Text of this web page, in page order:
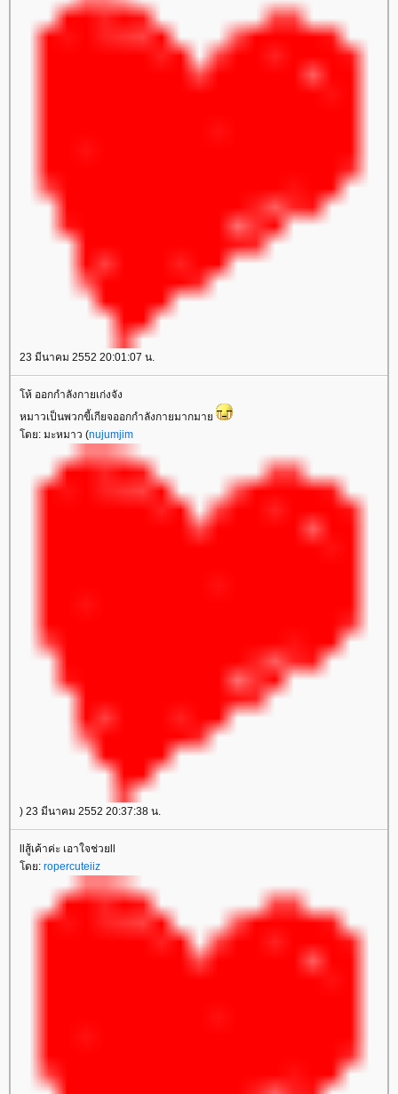
23 มีนาคม 2552 20:01:07 น.
ห้ ออกกำลังกายเก่งจัง
หมาวเป็นพวกขี้เกียจออกกำลังกายมากมา
ดย: มะหมาว (nujumjim
) 23 มีนาคม 2552 20:37:38 น.
llสู้เค้าค่ะ เอาใจช่วยll
ดย: ropercuteiiz